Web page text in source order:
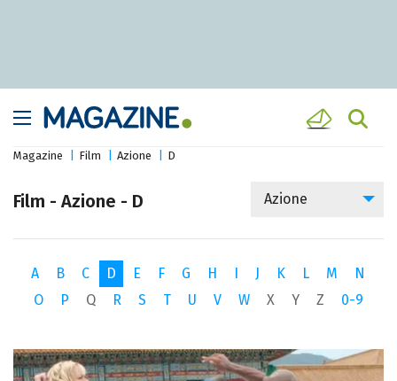
Magazine Film Azione D
Film - Azione - D Azione
A B C D E F G H J K L M
N
O
P Q R S T U V W X Y Z 0-9